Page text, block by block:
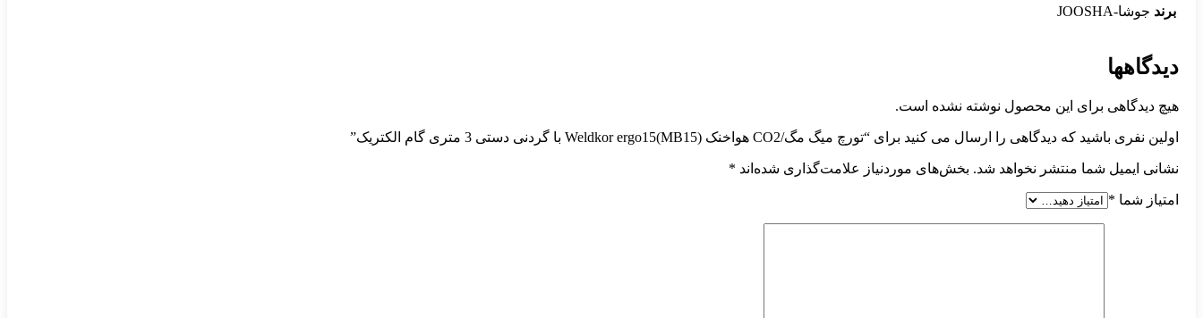
برند جوشا-JOOSHA
دیدگاهها
هیچ دیدگاهی برای این محصول نوشته نشده است.
اولین نفری باشید که دیدگاهی را ارسال می کنید برای “تورچ میگ مگ/CO2 هواخنک Weldkor ergo15(MB15) با گردنی دستی 3 متری گام الکتریک”
نشانی ایمیل شما منتشر نخواهد شد. بخش‌های موردنیاز علامت‌گذاری شده‌اند *
امتیاز شما *